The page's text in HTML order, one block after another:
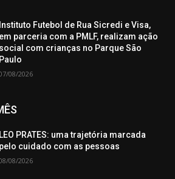
Instituto Futebol de Rua Sicredi e Visa,
em parceria com a PMLF, realizam ação
social com crianças no Parque São
Paulo
08/2026
LEO PRATES: uma trajetória marcada
pelo cuidado com as pessoas
08/2026